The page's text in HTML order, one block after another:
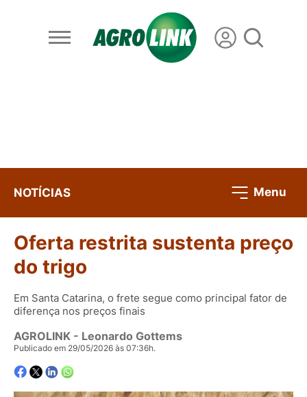
NOTÍCIAS Menu
Oferta restrita sustenta preço
do trigo
Em Santa Catarina, o frete segue como principal fator de
diferença nos preços finais
AGROLINK - Leonardo Gottems
Publicado em 29/05/2026 às 07:36h.